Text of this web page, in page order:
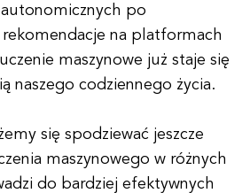
po
rekomendacje na platformach
maszynowe już staje się
naszego codziennego życia.
się spodziewać jeszcze
maszynowego w różnych
do bardziej efektywnych